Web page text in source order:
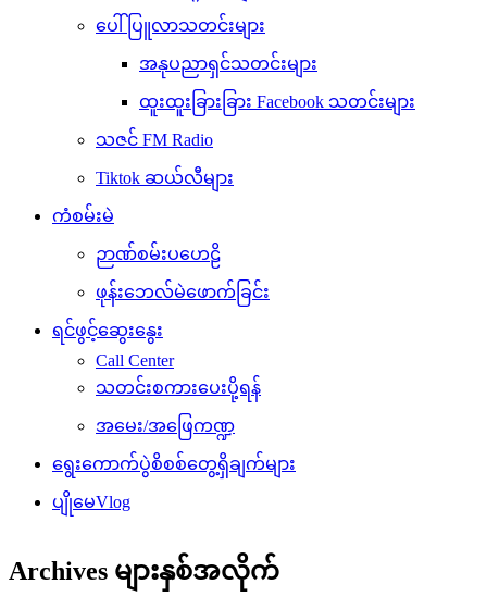
ပေါ်ပြူလာသတင်းများ
အနုပညာရှင်သတင်းများ
ထူးထူးခြားခြား Facebook သတင်းများ
သဇင် FM Radio
Tiktok ဆယ်လီများ
ကံစမ်းမဲ
ဉာဏ်စမ်းပဟေဠိ
ဖုန်းဘေလ်မဲဖောက်ခြင်း
ရင်ဖွင့်ဆွေးနွေး
Call Center
သတင်းစကားပေးပို့ရန်
အမေး/အဖြေကဏ္ဍ
ရွေးကောက်ပွဲစိစစ်တွေ့ရှိချက်များ
ပျိုမေVlog
Archives များနှစ်အလိုက်